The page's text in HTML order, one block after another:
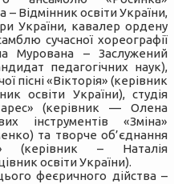
Відмінник освіти України,
України, кавалер ордену
сучасної хореографії
Мурована – Заслужений
педагогічних наук),
пісні «Вікторія» (керівник
освіти України), студiя
(керівник — Олена
інструментів «Зміна»
та творче об’єднання
(керівник – Наталія
освіти України).
феєричного дійства –